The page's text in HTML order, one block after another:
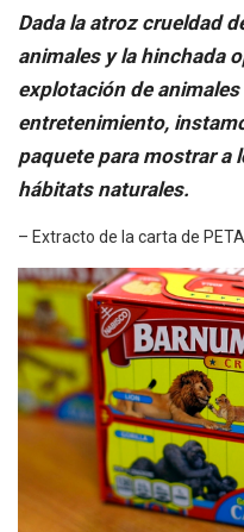
Dada la atroz crueldad
animales y la hinchada
explotación de
entretenimiento,
paquete para mostrar a
hábitats naturales.
– Extracto de la carta de